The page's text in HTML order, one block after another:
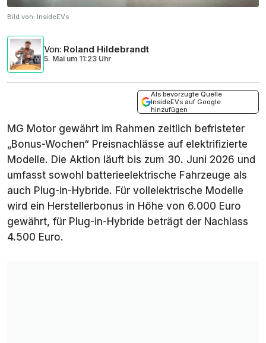
Bild von: InsideEVs
Von: Roland Hildebrandt
5. Mai um 11:23 Uhr
Als bevorzugte Quelle
InsideEVs auf Google
hinzufügen
MG Motor gewährt im Rahmen zeitlich befristeter
„Bonus-Wochen“ Preisnachlässe auf elektrifizierte
Modelle. Die Aktion läuft bis zum 30. Juni 2026 und
umfasst sowohl batterieelektrische Fahrzeuge als
auch Plug-in-Hybride. Für vollelektrische Modelle
wird ein Herstellerbonus in Höhe von 6.000 Euro
gewährt, für Plug-in-Hybride beträgt der Nachlass
4.500 Euro.